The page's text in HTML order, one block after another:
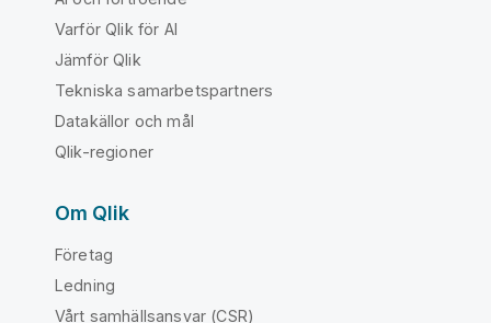
Varför Qlik för AI
Jämför Qlik
Tekniska samarbetspartners
Datakällor och mål
Qlik-regioner
Om Qlik
Företag
Ledning
Vårt samhällsansvar (CSR)